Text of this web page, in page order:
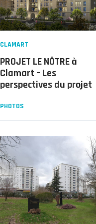
CLAMART
PROJET LE NÔTRE à
Clamart – Les
perspectives du projet
PHOTOS